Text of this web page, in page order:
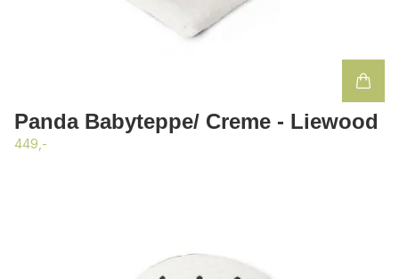
Panda Babyteppe/ Creme - Liewood
449,-